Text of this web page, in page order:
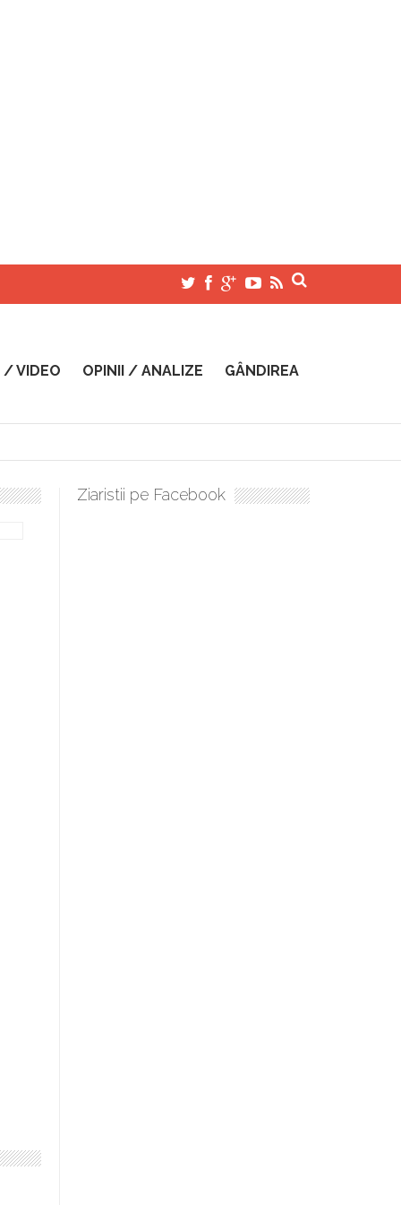
/ VIDEO OPINII / ANALIZE GÂNDIREA
sculați, boieri mari! Sara Nukina are nevoie de ajutorul nostru!
Ziaristii pe Facebook